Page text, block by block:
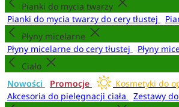
Pianki do mycia twarzy
Pianki do mycia twarzy do cery tłustej
Płyny micelarne
Płyny micelarne do cery tłustej
Płyny
Ciało
Nowości
Promocje Kosmetyki do
Akcesoria do pielęgnacji ciała
Zestawy